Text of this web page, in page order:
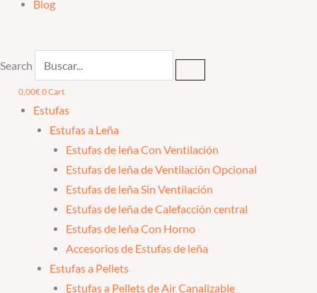
Blog
Search
0,00€0Cart
Estufas
Estufas a Leña
Estufas de leña Con Ventilación
Estufas de leña de Ventilación Opcional
Estufas de leña Sin Ventilación
Estufas de leña de Calefacción central
Estufas de leña Con Horno
Accesorios de Estufas de leña
Estufas a Pellets
Estufas a Pellets de Air Canalizable